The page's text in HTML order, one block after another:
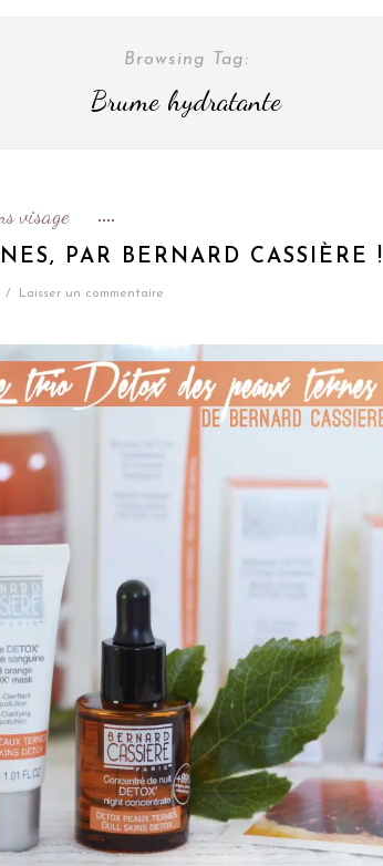
Browsing Tag:
Brume hydratante
visage
PAR BERNARD CASSIÈRE !
/ Laisser un commentaire